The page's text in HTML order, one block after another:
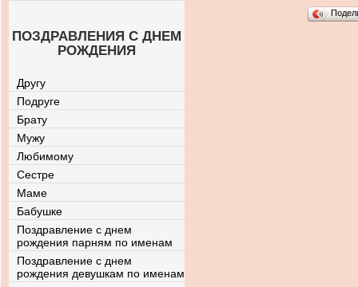
ПОЗДРАВЛЕНИЯ С ДНЕМ
РОЖДЕНИЯ
Другу
Подруге
Брату
Мужу
Любимому
Сестре
Маме
Бабушке
Поздравление с днем
рождения парням по именам
Поздравление с днем
рождения девушкам по именам